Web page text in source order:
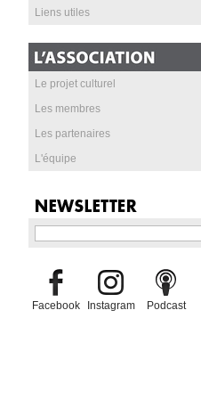
Liens utiles
Le projet culturel
Les membres
Les partenaires
L'équipe
Facebook Instagram Podcast